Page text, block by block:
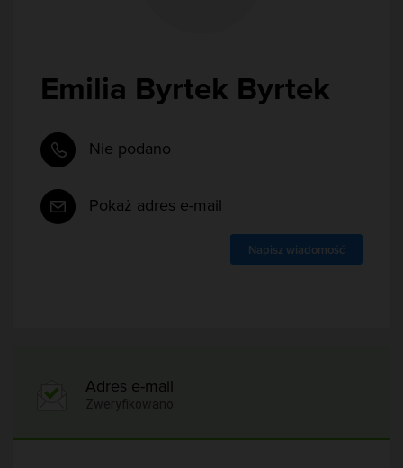
Napisz wiadomość
Emilia Byrtek Byrtek
Nie podano
Pokaż adres e-mail
Adres e-mail
Zweryfikowano